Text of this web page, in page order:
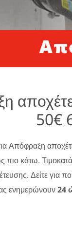
50€
Απόφραξη
πιο κάτω.
Δείτε για
ενημερώνουν24